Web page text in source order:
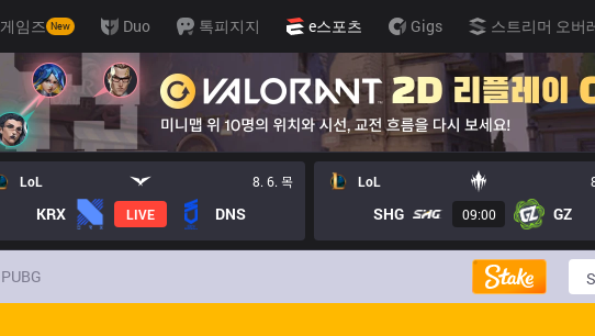
게임즈 New Duo 톡피지지 e스포츠 Gigs 스트리머 오버
LoL 8. 6. 목
KRX LIVE DNS
LoL
SHG 09:00 GZ
PUBG